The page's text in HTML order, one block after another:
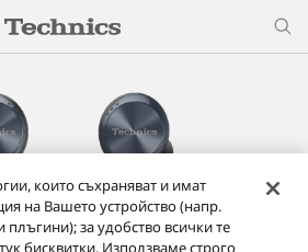
които съхраняват и имат
на Вашето устройство (напр.
плъгини); за удобство всички те
бисквитки. Използваме строго